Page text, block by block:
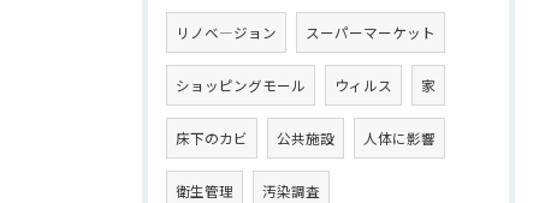
リノベ―ジョン スーパーマーケット
ショッピングモール ウィルス 家
床下のカビ 公共施設 人体に影響
衛生管理 汚染調査